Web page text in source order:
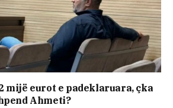
mijë eurot e padeklaruara, çka
Ahmeti?